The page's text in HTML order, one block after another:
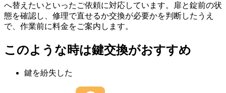
へ替えたいといったご依頼に対応しています。扉と錠前の状
態を確認し、修理で直せるか交換が必要かを判断したうえ
で、作業前に料金をご案内します。
このような時は鍵交換がおすすめ
鍵を紛失した